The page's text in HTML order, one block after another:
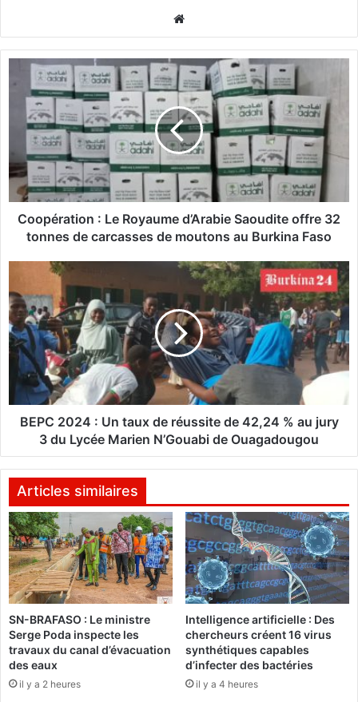
bsi
te
o
r
a
t
i
e
R
o
y
A
b
i
e
S
a
o
u
d
i
t
e
Coopération : Le Royaume d’Arabie Saoudite offre 32
tonnes de carcasses de moutons au Burkina Faso
P
C
2
0
:
t
a
x
d
e
r
é
u
s
s
i
t
e
d
BEPC 2024 : Un taux de réussite de 42,24 % au jury
3 du Lycée Marien N’Gouabi de Ouagadougou
Articles similaires
SN-BRAFASO : Le ministre
Serge Poda inspecte les
travaux du canal d’évacuation
des eaux
il y a 2 heures
Intelligence artificielle : Des
chercheurs créent 16 virus
synthétiques capables
d’infecter des bactéries
il y a 4 heures